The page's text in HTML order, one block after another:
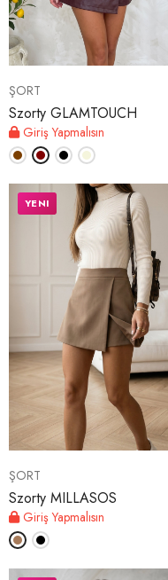
HESABIM
Dil
Para Birimi
ŞORT
Szorty GLAMTOUCH
Giriş Yapmalısın
ŞORT
Szorty MILLASOS
Giriş Yapmalısın
YENI